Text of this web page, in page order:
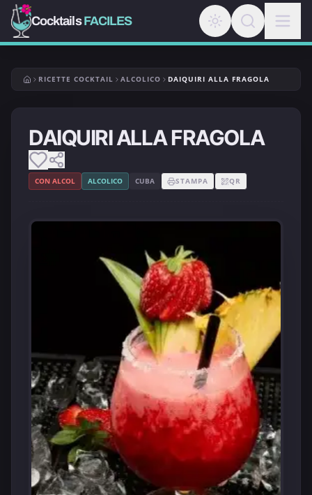
CocktailsFACILES
RICETTE COCKTAIL ALCOLICO DAIQUIRI ALLA FRAGOLA
DAIQUIRI ALLA FRAGOLA
CON ALCOL ALCOLICO CUBA STAMPA QR